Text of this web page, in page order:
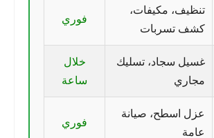
تنظيف، مكيفات،
كشف تسربات
فوري
غسيل سجاد، تسليك
مجاري
خلال
ساعة
عزل اسطح، صيانة
عامة
فوري